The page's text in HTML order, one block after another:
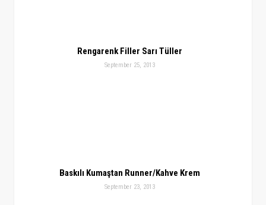
Rengarenk Filler Sarı Tüller
September 25, 2013
Baskılı Kumaştan Runner/Kahve Krem
September 23, 2013